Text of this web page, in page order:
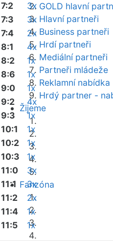
GOLD hlavní
Hlavní partneři
Business partneři
Hrdí partneři
Mediální partneři
Partneři mládeže
Reklamní nabídka
Hrdý partner -
Žijeme
Fanzóna
7:2
3x
7:3
3x
7:4
2x
8:1
4x
8:2
1x
8:6
1x
9:0
1x
9:2
4x
9:3
1x
10:1
1x
10:2
1x
10:3
1x
11:0
3x
11:1
3x
11:2
2x
11:4
1x
11:5
1x